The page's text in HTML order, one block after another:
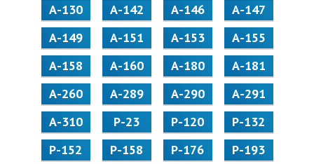
А-130
А-142 А-146
А-147
А-149
А-151 А-153
А-155
А-158
А-160 А-180
А-181
А-260
А-289 А-290
А-291
А-310
Р-23 Р-120
Р-132
Р-152
Р-158 Р-176
Р-193